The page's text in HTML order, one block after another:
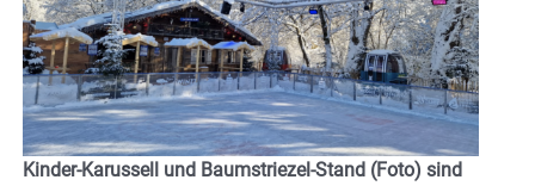
Kinder-Karussell und Baumstriezel-Stand (Foto) sind